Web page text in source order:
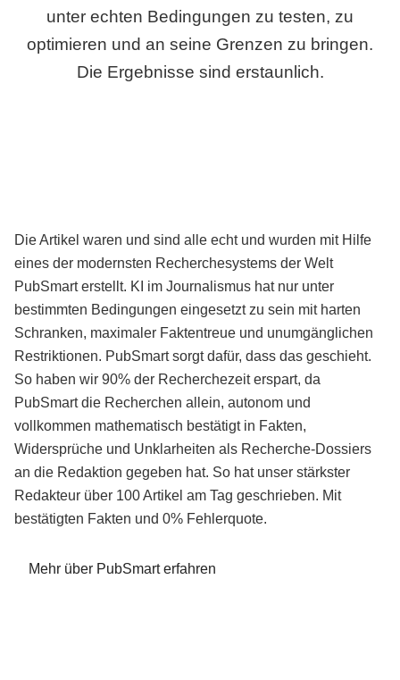
unter echten Bedingungen zu testen, zu
optimieren und an seine Grenzen zu bringen.
Die Ergebnisse sind erstaunlich.
Die Artikel waren und sind alle echt und wurden mit Hilfe
eines der modernsten Recherchesystems der Welt
PubSmart erstellt. KI im Journalismus hat nur unter
bestimmten Bedingungen eingesetzt zu sein mit harten
Schranken, maximaler Faktentreue und unumgänglichen
Restriktionen. PubSmart sorgt dafür, dass das geschieht.
So haben wir 90% der Recherchezeit erspart, da
PubSmart die Recherchen allein, autonom und
vollkommen mathematisch bestätigt in Fakten,
Widersprüche und Unklarheiten als Recherche-Dossiers
an die Redaktion gegeben hat. So hat unser stärkster
Redakteur über 100 Artikel am Tag geschrieben. Mit
bestätigten Fakten und 0% Fehlerquote.
Mehr über PubSmart erfahren